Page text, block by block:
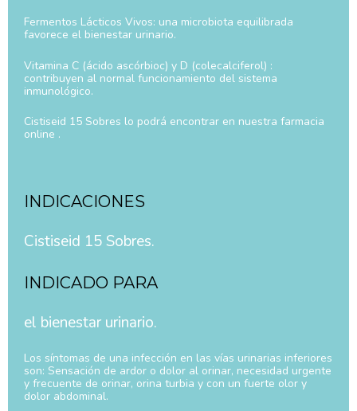
Fermentos Lácticos Vivos: una microbiota equilibrada
favorece el bienestar urinario.
Vitamina C (ácido ascórbioc) y D (colecalciferol) :
contribuyen al normal funcionamiento del sistema
inmunológico.
Cistiseid 15 Sobres lo podrá encontrar en nuestra farmacia
online .
INDICACIONES
Cistiseid 15 Sobres.
INDICADO PARA
el bienestar urinario.
Los síntomas de una infección en las vías urinarias inferiores
son: Sensación de ardor o dolor al orinar, necesidad urgente
y frecuente de orinar, orina turbia y con un fuerte olor y
dolor abdominal.